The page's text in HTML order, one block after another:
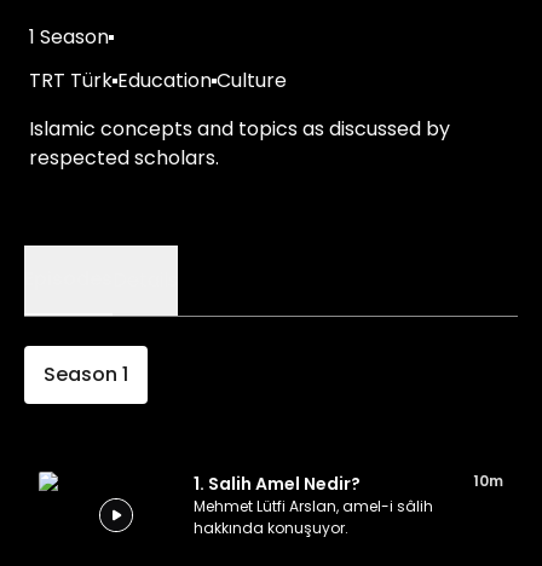
1 Season
TRT Türk EducationCulture
Islamic concepts and topics as discussed by
respected scholars.
Season 1
1. Salih Amel Nedir?
10m
Mehmet Lütfi Arslan, amel-i sâlih
hakkında konuşuyor.